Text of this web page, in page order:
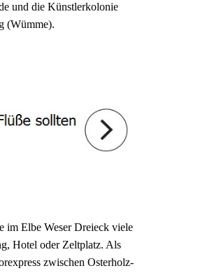
und die Künstlerkolonie
(Wümme).
im Elbe Weser Dreieck viele
Hotel oder Zeltplatz. Als
zwischen Osterholz-